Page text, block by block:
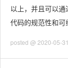
以上，并且可以
代码的规范性和可
posted @ 2020-05-